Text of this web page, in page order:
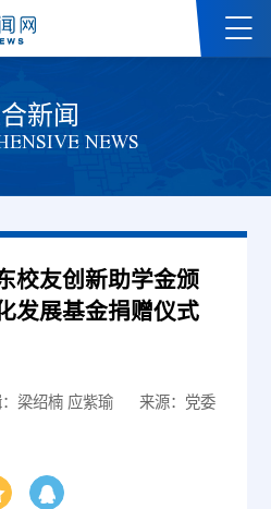
新闻
NEWS
校友创新助学金颁
发展基金捐赠仪式
梁绍楠 应紫瑜
来源：党委